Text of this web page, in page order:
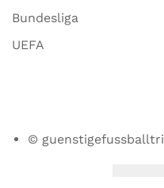
Bundesliga
UEFA
©